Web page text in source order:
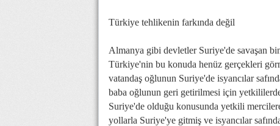
Türkiye tehlikenin farkında değil
Almanya gibi devletler Suriye'de savaşan
Türkiye'nin bu konuda henüz gerçekleri
vatandaş oğlunun Suriye'de isyancılar
baba oğlunun geri getirilmesi için
Suriye'de olduğu konusunda yetkili
yollarla Suriye'ye gitmiş ve isyancılar